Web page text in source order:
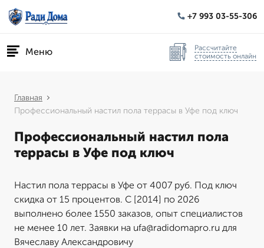
+7 993 03-55-306
Меню
Рассчитайте
стоимость онлайн
Главная
Профессиональный настил пола террасы в Уфе под ключ
Профессиональный настил пола
террасы в Уфе под ключ
Настил пола террасы в Уфе от 4007 руб. Под ключ
скидка от 15 процентов. С [2014] по 2026
выполнено более 1550 заказов, опыт специалистов
не менее 10 лет. Заявки на ufa@radidomapro.ru для
Вячеславу Александровичу